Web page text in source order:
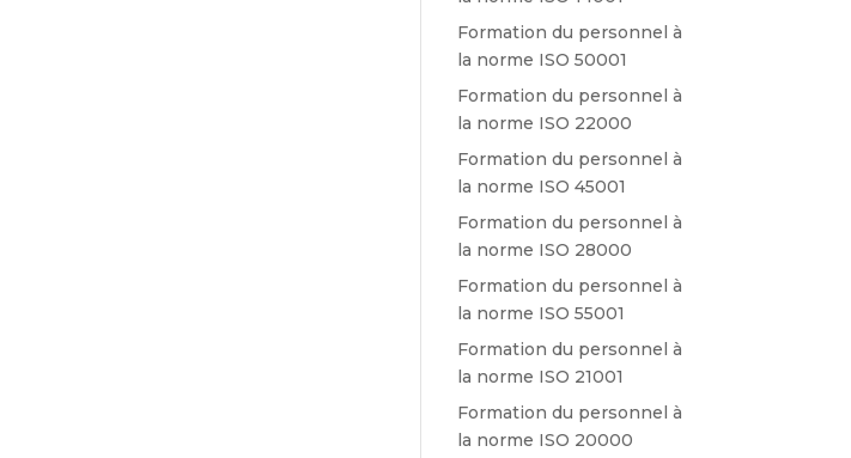
Formation du personnel à
la norme ISO 50001
Formation du personnel à
la norme ISO 22000
Formation du personnel à
la norme ISO 45001
Formation du personnel à
la norme ISO 28000
Formation du personnel à
la norme ISO 55001
Formation du personnel à
la norme ISO 21001
Formation du personnel à
la norme ISO 20000